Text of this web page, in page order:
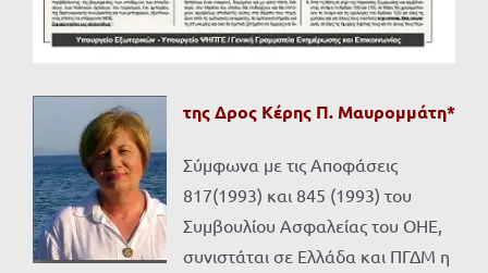
της Δρος Κέρης Π. Μαυρομμάτη*
Σύμφωνα με τις Αποφάσεις
817(1993) και 845 (1993) του
Συμβουλίου Ασφαλείας του ΟΗΕ,
συνιστάται σε Ελλάδα και ΠΓΔΜ η